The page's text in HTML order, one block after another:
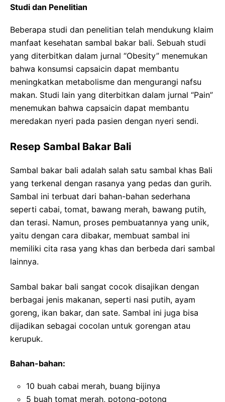
Studi dan Penelitian
Beberapa studi dan penelitian telah mendukung klaim
manfaat kesehatan sambal bakar bali. Sebuah studi
yang diterbitkan dalam jurnal “Obesity” menemukan
bahwa konsumsi capsaicin dapat membantu
meningkatkan metabolisme dan mengurangi nafsu
makan. Studi lain yang diterbitkan dalam jurnal “Pain”
menemukan bahwa capsaicin dapat membantu
meredakan nyeri pada pasien dengan nyeri sendi.
Resep Sambal Bakar Bali
Sambal bakar bali adalah salah satu sambal khas Bali
yang terkenal dengan rasanya yang pedas dan gurih.
Sambal ini terbuat dari bahan-bahan sederhana
seperti cabai, tomat, bawang merah, bawang putih,
dan terasi. Namun, proses pembuatannya yang unik,
yaitu dengan cara dibakar, membuat sambal ini
memiliki cita rasa yang khas dan berbeda dari sambal
lainnya.
Sambal bakar bali sangat cocok disajikan dengan
berbagai jenis makanan, seperti nasi putih, ayam
goreng, ikan bakar, dan sate. Sambal ini juga bisa
dijadikan sebagai cocolan untuk gorengan atau
kerupuk.
Bahan-bahan:
10 buah cabai merah, buang bijinya
5 buah tomat merah, potong-potong